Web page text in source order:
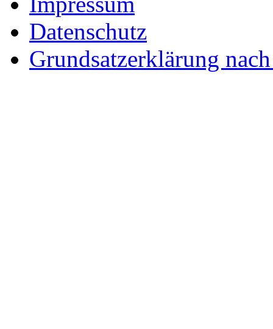
Datenschutz
Grundsatzerklärung